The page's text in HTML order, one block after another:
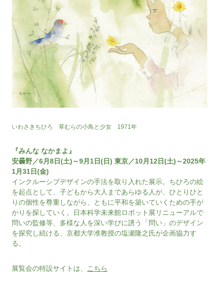
いわさきちひろ 草むらの小鳥と少女 1971年
『みんな なかまよ』
安曇野／6月8日(土)～9月1日(日) 東京／10月12日(土)～2025年
1月31日(金)
インクルーシブデザインの手法を取り入れた展示。ちひろの絵
を起点として、子どもから大人まであらゆる人が、ひとりひと
りの個性を尊重しながら、ともに平和を築いていくための手が
かりを探していく。日本科学未来館ロボット展リニューアルで
問いの監修等、多様な人を深い学びに誘う「問い」のデザイン
を探究し続ける、京都大学准教授の塩瀬隆之氏が企画協力す
る。
展覧会の特設サイトは、 こちら